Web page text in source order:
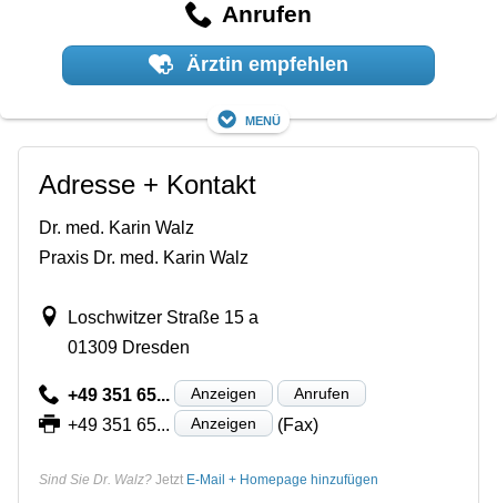
Anrufen
Ärztin empfehlen
Menü
Adresse + Kontakt
Dr. med. Karin Walz
Praxis Dr. med. Karin Walz
Loschwitzer Straße 15 a
01309 Dresden
+49 351 65... Anzeigen Anrufen
+49 351 65... Anzeigen (Fax)
Sind Sie Dr. Walz? Jetzt E-Mail + Homepage hinzufügen